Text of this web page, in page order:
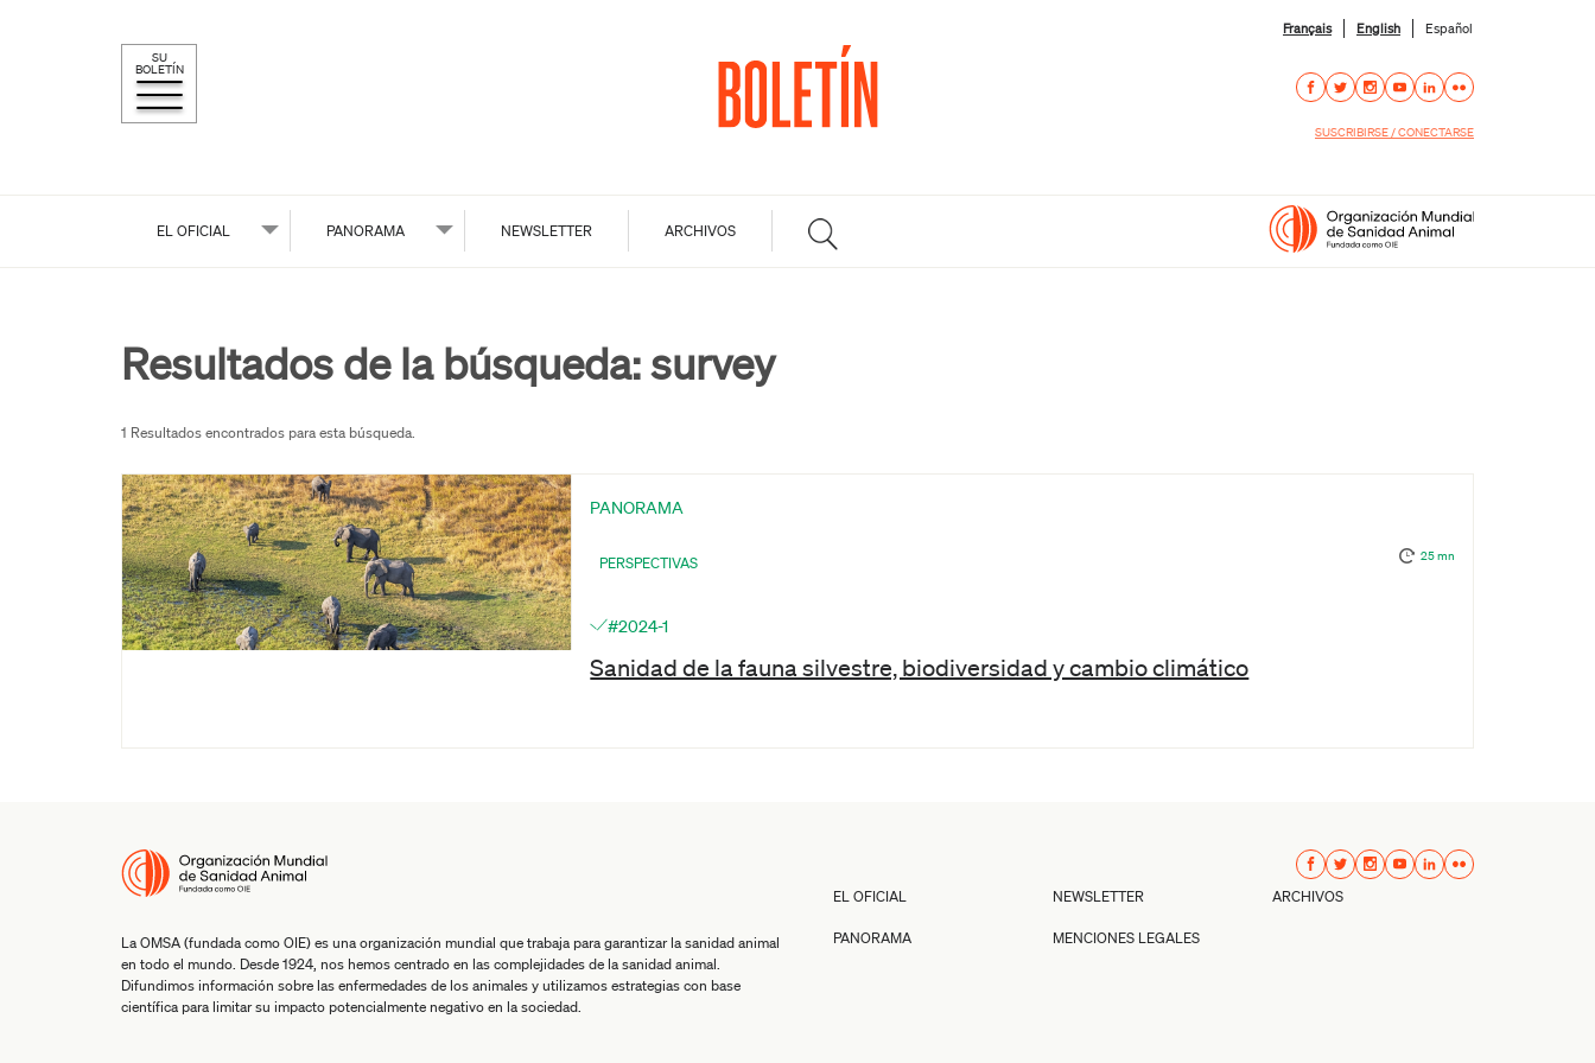
SU
BOLETÍN
Français English Español
SUSCRIBIRSE / CONECTARSE
EL OFICIAL PANORAMA NEWSLETTER ARCHIVOS
Resultados de la búsqueda:survey
1 Resultados encontrados para esta búsqueda.
PANORAMA
PERSPECTIVAS 25 mn
#2024-1
Sanidad de la fauna silvestre, biodiversidad y cambio climático
La OMSA (fundada como OIE) es una organización mundial que trabaja para garantizar la sanidad animal
en todo el mundo. Desde 1924, nos hemos centrado en las complejidades de la sanidad animal.
Difundimos información sobre las enfermedades de los animales y utilizamos estrategias con base
científica para limitar su impacto potencialmente negativo en la sociedad.
EL OFICIAL NEWSLETTER ARCHIVOS
PANORAMA MENCIONES LEGALES